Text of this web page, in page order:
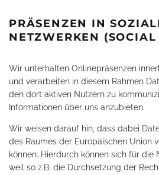
PRÄSENZEN IN
NETZWERKEN
Wir unterhalten Onlinepräsenzen
und verarbeiten in diesem Rahmen
den dort aktiven Nutzern zu
Informationen über uns anzubieten.
Wir weisen darauf hin, dass dabei
des Raumes der Europäischen Union
können. Hierdurch können sich für die
weil so z.B. die Durchsetzung der